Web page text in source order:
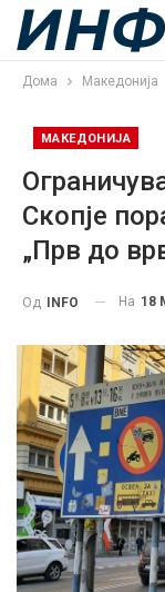
Дома Македонија
МАКЕДОНИЈА
Скопје
„Прв до
Од INFO На 18